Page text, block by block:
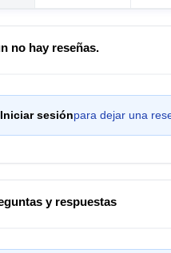
no hay reseñas.
Iniciar sesiónpara dejar una
y respuestas